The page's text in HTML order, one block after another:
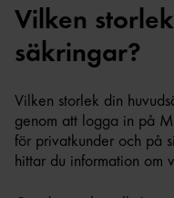
Vilken
säkringar?
Vilken storlek din
genom att logga in på
för privatkunder och på
hittar du information om